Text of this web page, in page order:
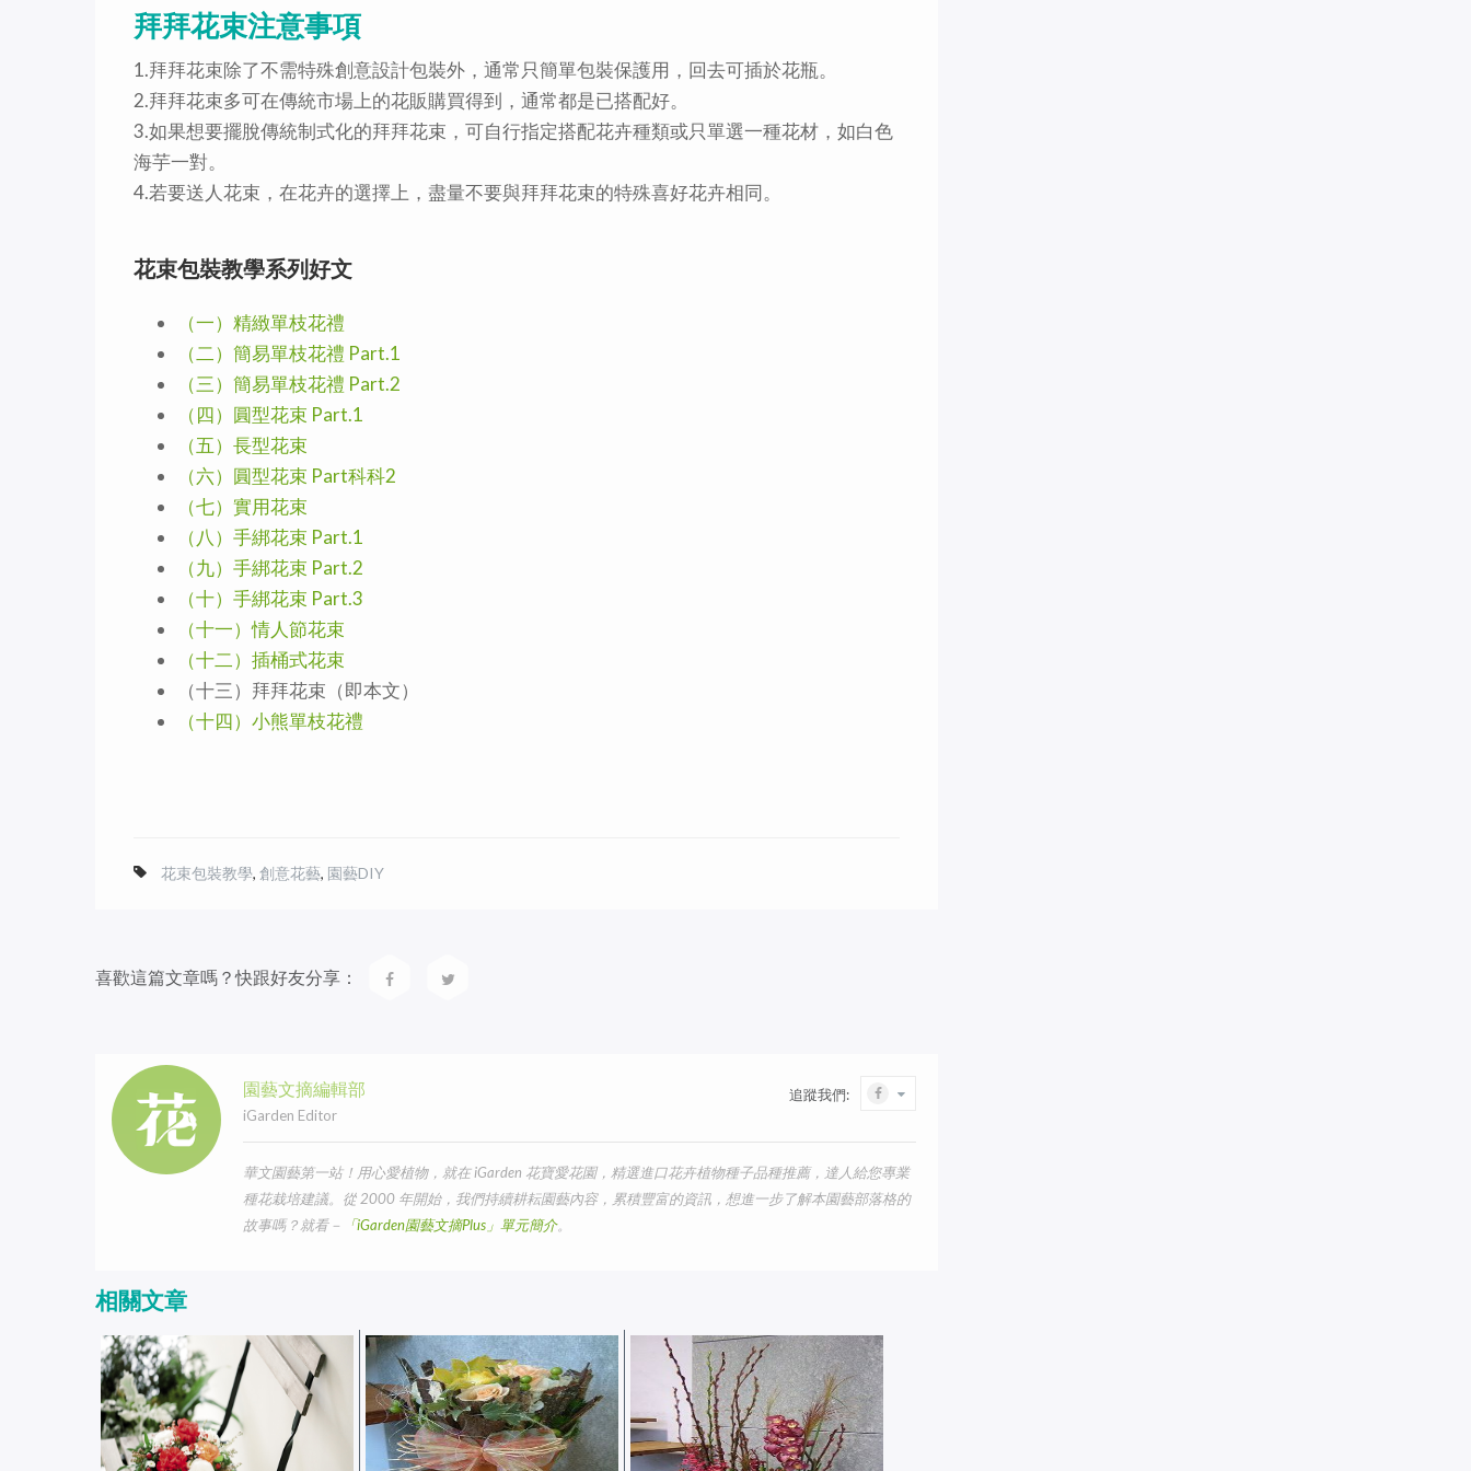
拜拜花束注意事項
1.拜拜花束除了不需特殊創意設計包裝外，通常只簡單包裝保護用，回去可插於花瓶。
2.拜拜花束多可在傳統市場上的花販購買得到，通常都是已搭配好。
3.如果想要擺脫傳統制式化的拜拜花束，可自行指定搭配花卉種類或只單選一種花材，如白色
海芋一對。
4.若要送人花束，在花卉的選擇上，盡量不要與拜拜花束的特殊喜好花卉相同。
花束包裝教學系列好文
（一）精緻單枝花禮
（二）簡易單枝花禮 Part.1
（三）簡易單枝花禮 Part.2
（四）圓型花束 Part.1
（五）長型花束
（六）圓型花束 Part科科2
（七）實用花束
（八）手綁花束 Part.1
（九）手綁花束 Part.2
（十）手綁花束 Part.3
（十一）情人節花束
（十二）插桶式花束
（十三）拜拜花束（即本文）
（十四）小熊單枝花禮
花束包裝教學, 創意花藝, 園藝DIY
喜歡這篇文章嗎？快跟好友分享：
園藝文摘編輯部
iGarden Editor
追蹤我們:
華文園藝第一站！用心愛植物，就在 iGarden 花寶愛花園，精選進口花卉植物種子品種推薦，達人給您專業
種花栽培建議。從 2000 年開始，我們持續耕耘園藝內容，累積豐富的資訊，想進一步了解本園藝部落格的
故事嗎？就看－
「iGarden園藝文摘Plus」單元簡介。
相關文章